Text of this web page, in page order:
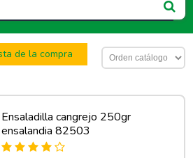
de la compra
Ensaladilla cangrejo 250gr
ensalandia 82503